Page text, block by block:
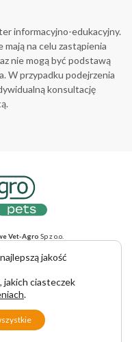
informacyjno-edukacyjny.
na celu zastąpienia
nie mogą być podstawą
W przypadku podejrzenia
konsultację
Vet-Agro Sp z o.o.
18, 20-234 Lublin
agro.pl
Sp. z o. o.
jakość
jakich ciasteczek
.